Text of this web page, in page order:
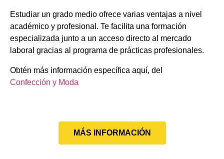
Estudiar un grado medio ofrece varias ventajas a nivel
académico y profesional. Te facilita una formación
especializada junto a un acceso directo al mercado
laboral gracias al programa de prácticas profesionales.
Obtén más información específica aquí, del
Confección y Moda
MÁS INFORMACIÓN